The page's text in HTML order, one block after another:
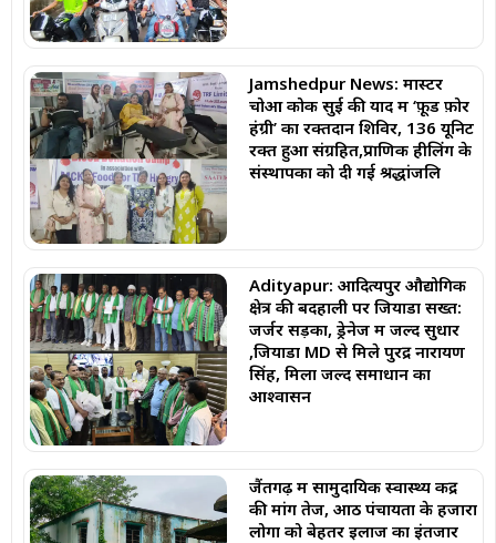
Jamshedpur News: मास्टर
चोआ कोक सुई की याद में ‘फ़ूड फ़ोर
हंग्री’ का रक्तदान शिविर, 136 यूनिट
रक्त हुआ संग्रहित,प्राणिक हीलिंग के
संस्थापकों को दी गई श्रद्धांजलि
Adityapur: आदित्यपुर औद्योगिक
क्षेत्र की बदहाली पर जियाडा सख्त:
जर्जर सड़कों, ड्रेनेज में जल्द सुधार
,जियाडा MD से मिले पुरेंद्र नारायण
सिंह, मिला जल्द समाधान का
आश्वासन
जैंतगढ़ में सामुदायिक स्वास्थ्य केंद्र
की मांग तेज, आठ पंचायतों के हजारों
लोगों को बेहतर इलाज का इंतजार